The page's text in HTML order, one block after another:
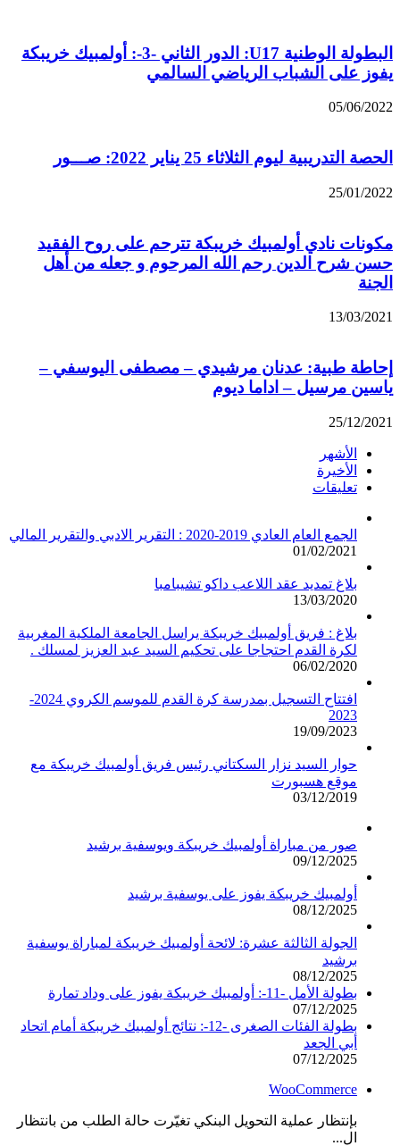
البطولة الوطنية U17: الدور الثاني -3-: أولمبيك خريبكة
يفوز على الشباب الرياضي السالمي
05/06/2022
الحصة التدريبية ليوم الثلاثاء 25 يناير 2022: صـــور
25/01/2022
مكونات نادي أولمبيك خريبكة تترحم على روح الفقيد
حسن شرح الدين رحم الله المرحوم و جعله من أهل
الجنة
13/03/2021
إحاطة طبية: عدنان مرشيدي – مصطفى اليوسفي –
ياسين مرسيل – اداما ديوم
25/12/2021
الأشهر
الأخيرة
تعليقات
الجمع العام العادي 2019-2020 : التقرير الادبي والتقرير المالي
01/02/2021
بلاغ تمديد عقد اللاعب داكو تشيبامبا
13/03/2020
بلاغ : فريق أولمبيك خريبكة يراسل الجامعة الملكية المغربية
لكرة القدم احتجاجا على تحكيم السيد عبد العزيز لمسلك .
06/02/2020
افتتاح التسجيل بمدرسة كرة القدم للموسم الكروي 2024-
2023
19/09/2023
حوار السيد نزار السكتاني رئيس فريق أولمبيك خريبكة مع
موقع هسبورت
03/12/2019
صور من مباراة أولمبيك خريبكة ويوسفية برشيد
09/12/2025
أولمبيك خريبكة يفوز على يوسفية برشيد
08/12/2025
الجولة الثالثة عشرة: لائحة أولمبيك خريبكة لمباراة يوسفية
برشيد
08/12/2025
بطولة الأمل -11-: أولمبيك خريبكة يفوز على وداد تمارة
07/12/2025
بطولة الفئات الصغرى -12-: نتائج أولمبيك خريبكة أمام اتحاد
أبي الجعد
07/12/2025
WooCommerce
بإنتظار عملية التحويل البنكي تغيّرت حالة الطلب من بانتظار
ال...